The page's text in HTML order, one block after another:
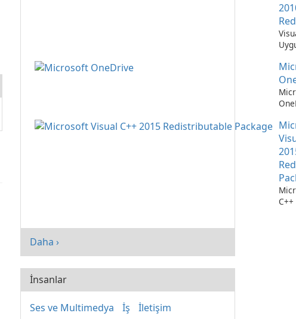
Daha ›
İnsanlar
Ses ve Multimedya İş
İletişim